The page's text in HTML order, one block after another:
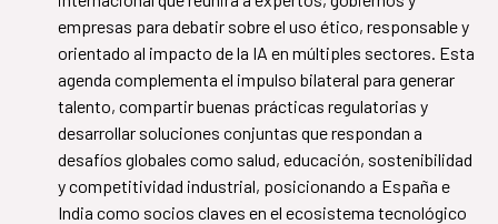
empresas para debatir sobre el uso ético, responsable y
orientado al impacto de la IA en múltiples sectores. Esta
agenda complementa el impulso bilateral para generar
talento, compartir buenas prácticas regulatorias y
desarrollar soluciones conjuntas que respondan a
desafíos globales como salud, educación, sostenibilidad
y competitividad industrial, posicionando a España e
India como socios claves en el ecosistema tecnológico